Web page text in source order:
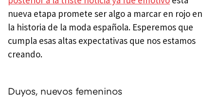
nueva etapa promete ser algo a marcar en rojo en
la historia de la moda española. Esperemos que
cumpla esas altas expectativas que nos estamos
creando.
Duyos, nuevos femeninos